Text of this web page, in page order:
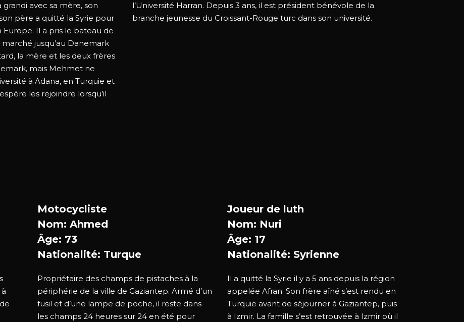
avec sa mère, son
père a quitté la Syrie pour
Il a pris le bateau de
jusqu’au Danemark
la mère et les deux frères
mais Mehmet ne
à Adana, en Turquie et
les rejoindre lorsqu’il
l’Université Harran. Depuis 3 ans, il est président bénévole de la
branche jeunesse du Croissant-Rouge turc dans son université.
Motocycliste
Nom: Ahmed
Âge: 73
Nationalité: Turque
Propriétaire des champs de pistaches à la
périphérie de la ville de Gaziantep. Armé d’un
fusil et d’une lampe de poche, il reste dans
les champs 24 heures sur 24 en été pour
Joueur de luth
Nom: Nuri
Âge: 17
Nationalité: Syrienne
Il a quitté la Syrie il y a 5 ans depuis la région
appelée Afran. Son frère aîné s’est rendu en
Turquie avant de séjourner à Gaziantep, puis
à Izmir. La famille s’est retrouvée à Izmir où il